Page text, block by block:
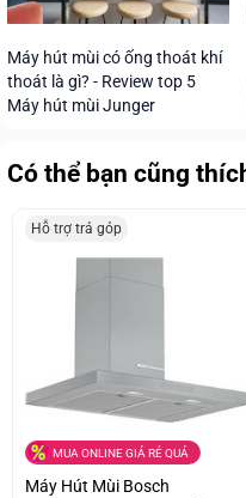
Máy hút mùi có ống thoát khí
thoát là gì? - Review top 5
Máy hút mùi Junger
Có thể bạn cũng
Hỗ trợ trả góp
MUA ONLINE GIÁ RẺ QUÁ
Máy Hút Mùi Bosch